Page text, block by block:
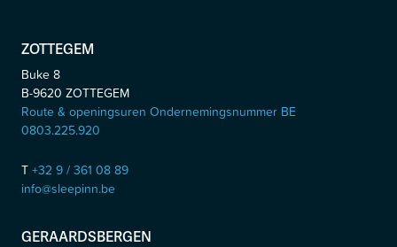
ZOTTEGEM
Buke 8
B-9620 ZOTTEGEM
Route & openingsuren Ondernemingsnummer BE
0803.225.920
T +32 9 / 361 08 89
info@sleepinn.be
GERAARDSBERGEN